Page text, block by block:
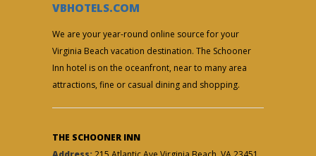
VBHOTELS.COM
We are your year-round online source for your
Virginia Beach vacation destination. The Schooner
Inn hotel is on the oceanfront, near to many area
attractions, fine or casual dining and shopping.
THE SCHOONER INN